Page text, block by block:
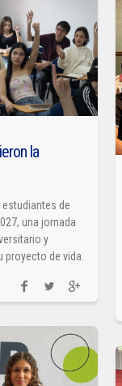
la
de
una jornada
y
de vida.